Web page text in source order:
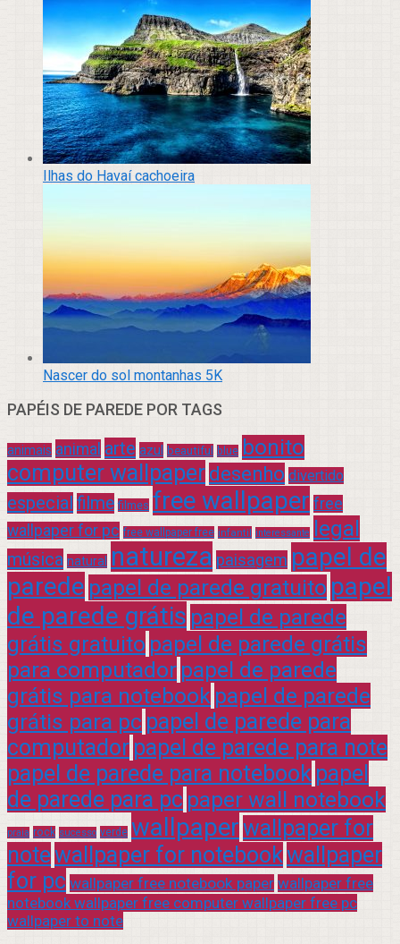
Ilhas do Havaí cachoeira
Nascer do sol montanhas 5K
PAPÉIS DE PAREDE POR TAGS
animais animal arte azul beautiful blue bonito
computer wallpaper desenho divertido
especial filme filmes free wallpaper free
wallpaper for pc free wallpaper free infantil interessante legal
música natural natureza paisagem papel de
parede papel de parede gratuito papel
de parede grátis papel de parede
grátis gratuito papel de parede grátis
para computador papel de parede
grátis para notebook papel de parede
grátis para pc papel de parede para
computador papel de parede para note
papel de parede para notebook papel
de parede para pc paper wall notebook
praia rock sucesso verde wallpaperwallpaper for
notewallpaper for notebookwallpaper
for pc wallpaper free notebook paper wallpaper free
notebook wallpaper free computer wallpaper free pc
wallpaper to note